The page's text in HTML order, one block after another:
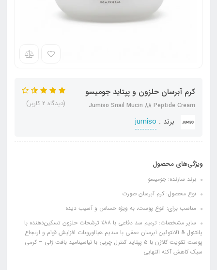
کرم آبرسان حلزون و پپتاید جومیسو
Jumiso Snail Mucin 88 Peptide Cream
برند : jumiso
(دیدگاه 2 کاربر)
ویژگی‌های محصول
برند سازنده: جومیسو
نوع محصول: کرم آبرسان صورت
مناسب برای: انوع پوست، به ویژه حساس و آسیب دیده
سایر مشخصات: ترمیم سد دفاعی با ۸۸٪ ترشحات حلزون تسکین‌دهنده با
پانتنول & آلانتوئین آبرسان عمقی با سدیم هیالورونات افزایش قوام و ارتجاع
پوست تقویت کلاژن با ۵ پپتاید کنترل چربی با نیاسینامید بافت ژلی – کرمی
سبک کاهش آکنه التهابی